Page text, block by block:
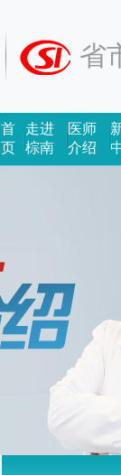
省
首
页
走进
棕南
医师
介绍